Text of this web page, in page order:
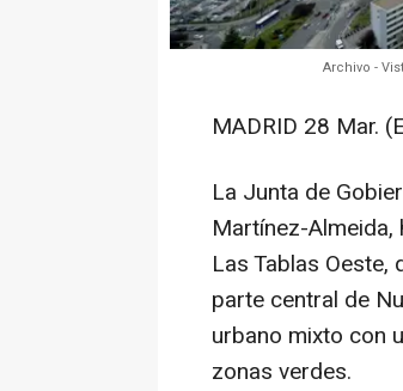
Archivo -
MADRID 28 Mar.
La Junta de
Martínez-
Las Tablas
parte central de
urbano mixto con
zonas verdes.